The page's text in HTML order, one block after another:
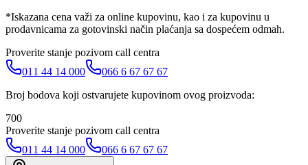
*Iskazana cena važi za online kupovinu, kao i za kupovinu u
prodavnicama za gotovinski način plaćanja sa dospećem odmah.
Proverite stanje pozivom call centra
011 44 14 000
066 6 67 67 67
Broj bodova koji ostvarujete kupovinom ovog proizvoda:
700
Proverite stanje pozivom call centra
011 44 14 000
066 6 67 67 67